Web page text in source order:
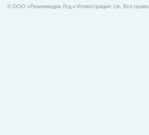
© ООO «Реанимедиа Лтд.» Иллюстрация: Lin. Все